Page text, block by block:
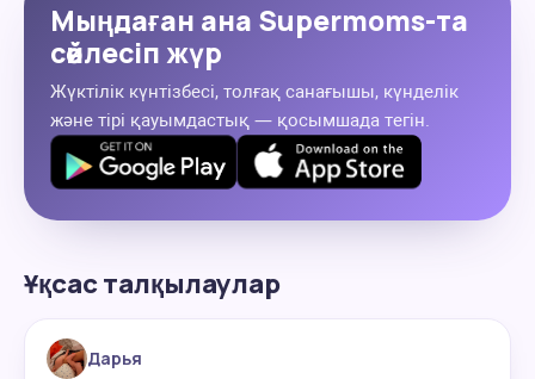
Мыңдаған ана Supermoms-та
сөйлесіп жүр
Жүктілік күнтізбесі, толғақ санағышы, күнделік
және тірі қауымдастық — қосымшада тегін.
Ұқсас талқылаулар
Дарья